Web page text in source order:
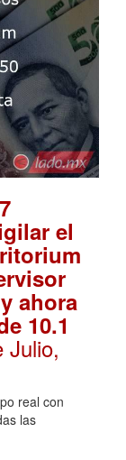
el
ahora
10.1
Julio,
real con
las